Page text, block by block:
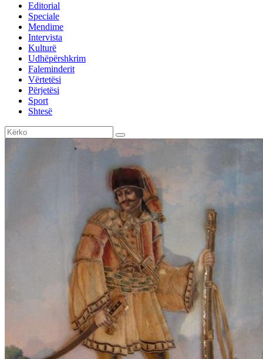
Editorial
Speciale
Mendime
Intervista
Kulturë
Udhëpërshkrim
Faleminderit
Vërtetësi
Përjetësi
Sport
Shtesë